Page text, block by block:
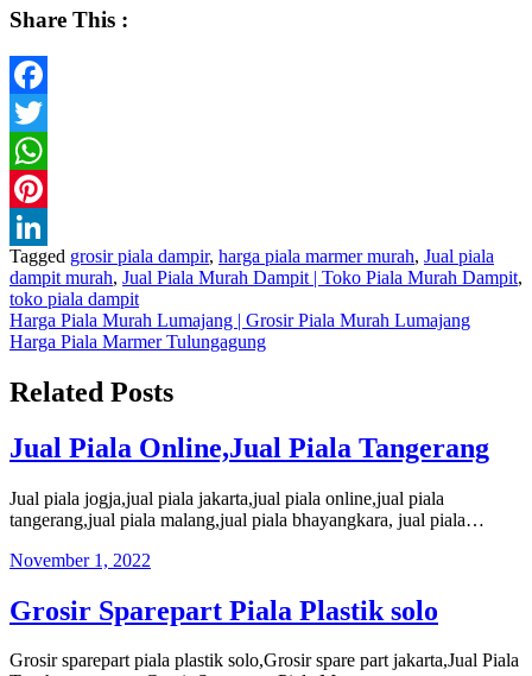
Share This :
Facebook
Twitter
WhatsApp
Pinterest
LinkedIn
Tagged grosir piala dampir, harga piala marmer murah, Jual piala
dampit murah, Jual Piala Murah Dampit | Toko Piala Murah Dampit,
toko piala dampit
Navigasi
pos
Harga Piala Murah Lumajang | Grosir Piala Murah Lumajang
Harga Piala Marmer Tulungagung
Related Posts
Jual Piala Online,Jual Piala Tangerang
Jual piala jogja,jual piala jakarta,jual piala online,jual piala
tangerang,jual piala malang,jual piala bhayangkara, jual piala…
November 1, 2022
Grosir Sparepart Piala Plastik solo
Grosir sparepart piala plastik solo,Grosir spare part jakarta,Jual Piala